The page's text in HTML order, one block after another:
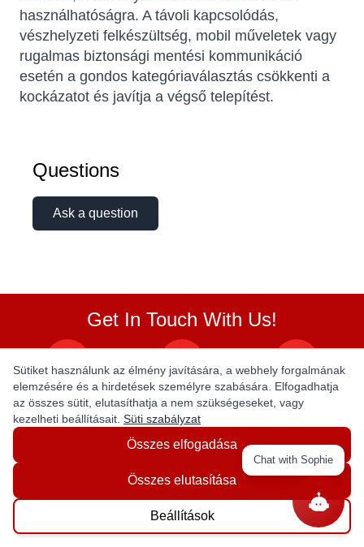
használhatóságra. A távoli kapcsolódás,
vészhelyzeti felkészültség, mobil műveletek vagy
rugalmas biztonsági mentési kommunikáció
esetén a gondos kategóriaválasztás csökkenti a
kockázatot és javítja a végső telepítést.
Questions
Ask a question
Get In Touch With Us!
ABOUT
Terms & Conditions
Sütiket használunk az élmény javítására, a webhely forgalmának
elemzésére és a hirdetések személyre szabására. Elfogadhatja
az összes sütit, elutasíthatja a nem szükségeseket, vagy
kezelheti beállításait. Süti szabályzat
Összes elfogadása
Összes elutasítása
Beállítások
Chat with Sophie
Sophie
Online — typically replies instantly